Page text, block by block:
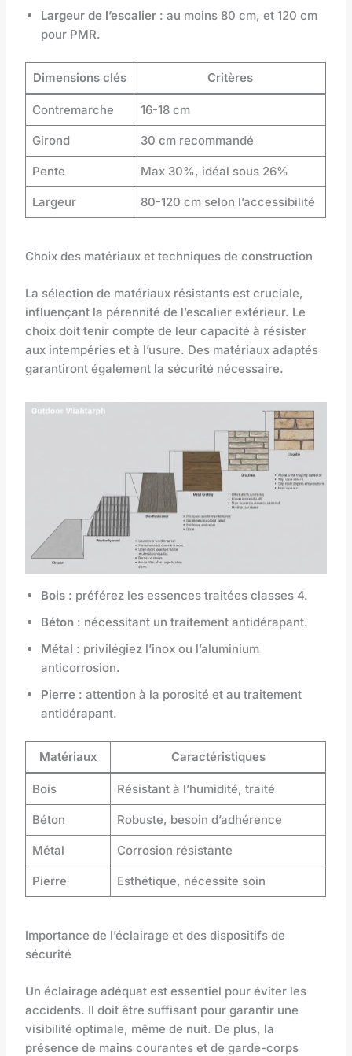
Largeur de l’escalier : au moins 80 cm, et 120 cm
pour PMR.
Dimensions clés Critères
Contremarche 16-18 cm
Girond 30 cm recommandé
Pente Max 30%, idéal sous 26%
Largeur 80-120 cm selon l’accessibilité
Choix des matériaux et techniques de construction
La sélection de matériaux résistants est cruciale,
influençant la pérennité de l’escalier extérieur. Le
choix doit tenir compte de leur capacité à résister
aux intempéries et à l’usure. Des matériaux adaptés
garantiront également la sécurité nécessaire.
Bois : préférez les essences traitées classes 4.
Béton : nécessitant un traitement antidérapant.
Métal : privilégiez l’inox ou l’aluminium
anticorrosion.
Pierre : attention à la porosité et au traitement
antidérapant.
Matériaux Caractéristiques
Bois Résistant à l’humidité, traité
Béton Robuste, besoin d’adhérence
Métal Corrosion résistante
Pierre Esthétique, nécessite soin
Importance de l’éclairage et des dispositifs de
sécurité
Un éclairage adéquat est essentiel pour éviter les
accidents. Il doit être suffisant pour garantir une
visibilité optimale, même de nuit. De plus, la
présence de mains courantes et de garde-corps